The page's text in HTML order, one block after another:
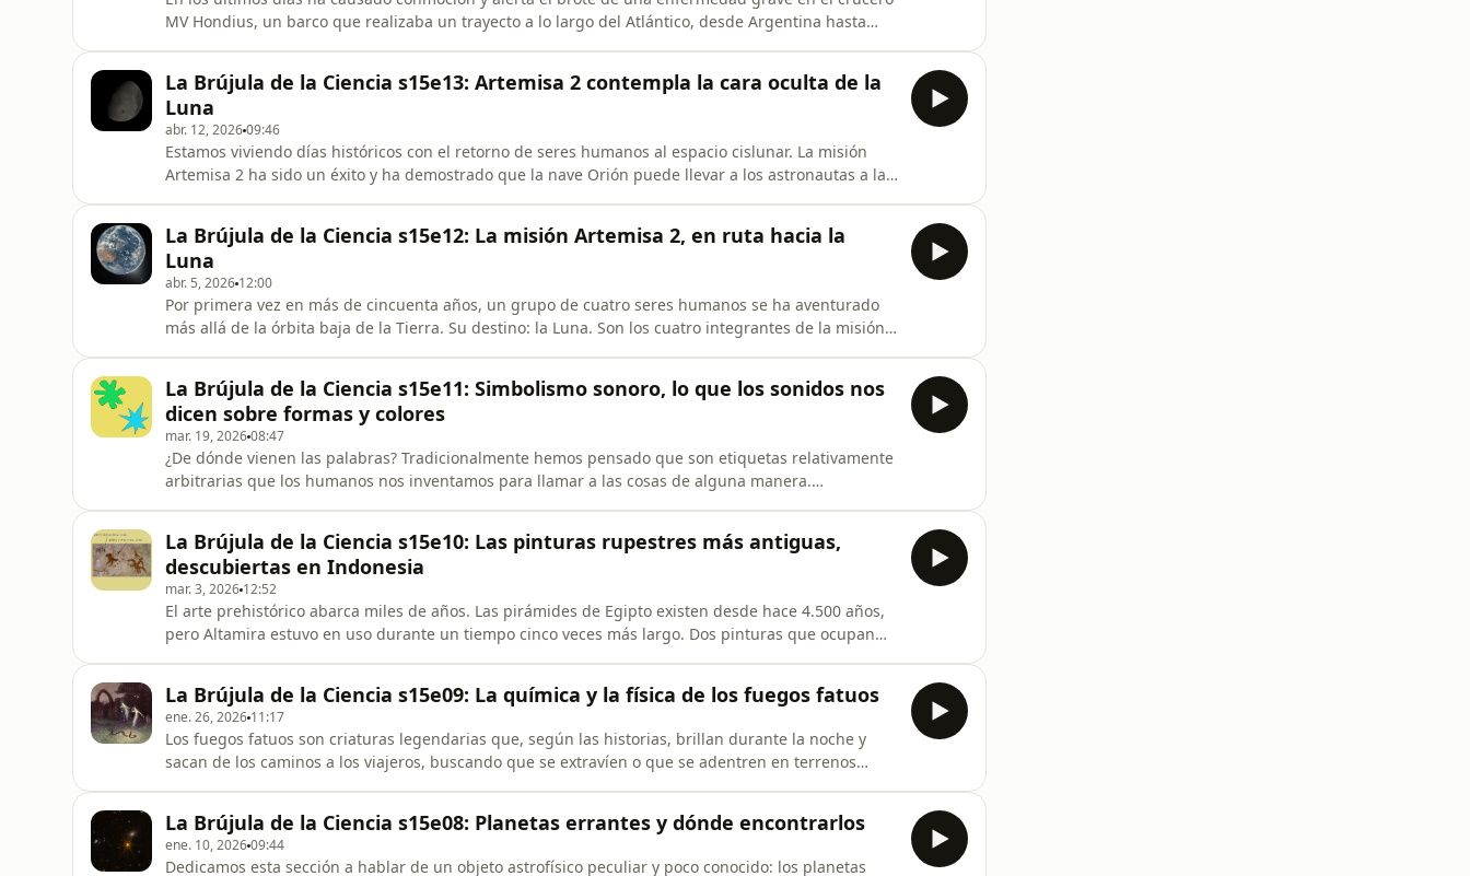
MV Hondius, un barco que realizaba un trayecto a lo largo del Atlántico, desde Argentina hasta
de América y qu
La Brújula de la Ciencia s15e13: Artemisa 2 contempla la cara oculta de la
Luna
abr. 12, 202609:46
Estamos viviendo días históricos con el retorno de seres humanos al espacio cislunar. La misión
Artemisa 2 ha sido un éxito y ha demostrado que la nave Orión puede llevar a los astronautas a las
406,771 km. T
La Brújula de la Ciencia s15e12: La misión Artemisa 2, en ruta hacia la
Luna
abr. 5, 2026 12:00
Por primera vez en más de cincuenta años, un grupo de cuatro seres humanos se ha aventurado
más allá de la órbita baja de la Tierra. Su destino: la Luna. Son los cuatro integrantes de la misión
bordo de la nave
La Brújula de la Ciencia s15e11: Simbolismo sonoro, lo que los sonidos nos
dicen sobre formas y colores
mar. 19, 202608:47
¿De dónde vienen las palabras? Tradicionalmente hemos pensado que son etiquetas relativamente
arbitrarias que los humanos nos inventamos para llamar a las cosas de alguna manera.
diferentes, como "table", "stol" o "zata
La Brújula de la Ciencia s15e10: Las pinturas rupestres más antiguas,
descubiertas en Indonesia
mar. 3, 2026 12:52
El arte prehistórico abarca miles de años. Las pirámides de Egipto existen desde hace 4.500 años,
pero Altamira estuvo en uso durante un tiempo cinco veces más largo. Dos pinturas que ocupan
arte rupestre. Hoy
La Brújula de la Ciencia s15e09: La química y la física de los fuegos fatuos
ene. 26, 2026 11:17
Los fuegos fatuos son criaturas legendarias que, según las historias, brillan durante la noche y
sacan de los caminos a los viajeros, buscando que se extravíen o que se adentren en terrenos
que fueran un fenómeno n
La Brújula de la Ciencia s15e08: Planetas errantes y dónde encontrarlos
ene. 10, 202609:44
Dedicamos esta sección a hablar de un objeto astrofísico peculiar y poco conocido: los planetas